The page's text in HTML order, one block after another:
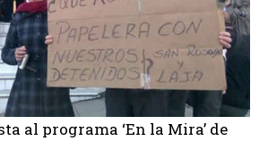
al programa ‘En la Mira’ de